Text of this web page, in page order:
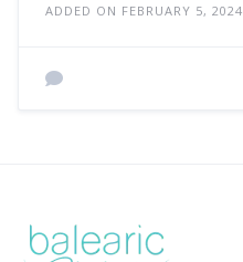
ADDED ON FEBRUARY 5, 2024